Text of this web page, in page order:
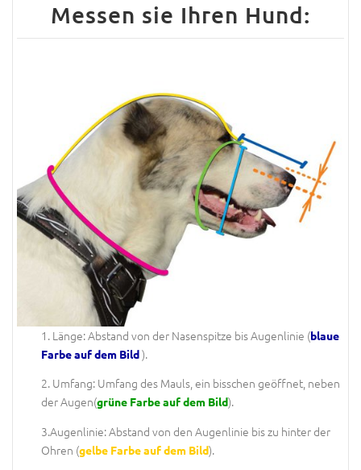
Messen sie Ihren Hund:
1. Länge: Abstand von der Nasenspitze bis Augenlinie (blaue
Farbe auf dem Bild).
2. Umfang: Umfang des Mauls, ein bisschen geöffnet, neben
der Augen(
grüne Farbe auf dem Bild).
3.Augenlinie: Abstand von den Augenlinie bis zu hinter der
Ohren (
gelbe Farbe auf dem Bild).